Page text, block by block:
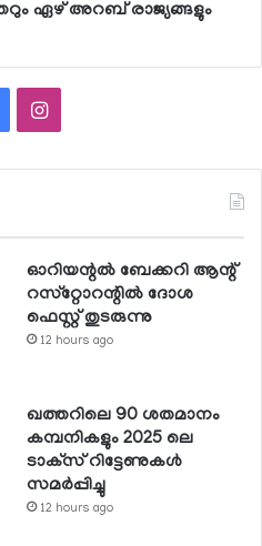
ഏഴ് അറബ് രാജ്യങ്ങളും
Instagram
ഓറിയന്റല്‍ ബേക്കറി ആന്റ്
റസ്‌റ്റോറന്റില്‍ ദോശ
ഫെസ്റ്റ് തുടരുന്നു
12 hours ago
ഖത്തറിലെ 90 ശതമാനം
കമ്പനികളും 2025 ലെ
ടാക്‌സ് റിട്ടേണുകള്‍
സമര്‍പ്പിച്ചു
12 hours ago